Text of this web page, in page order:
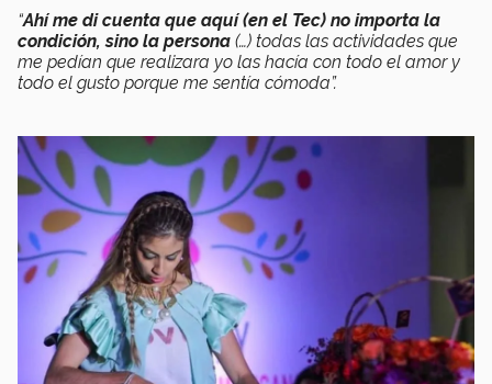
“Ahí me di cuenta que aquí (en el Tec) no importa la
condición, sino la persona (…) todas las actividades que
me pedían que realizara yo las hacía con todo el amor y
todo el gusto porque me sentía cómoda”.